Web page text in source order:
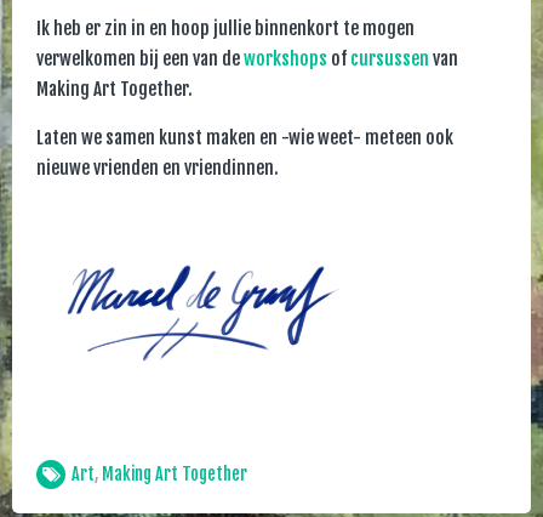
Ik heb er zin in en hoop jullie binnenkort te mogen
verwelkomen bij een van deworkshops of cursussen van
Making Art Together.
Laten we samen kunst maken en -wie weet- meteen ook
nieuwe vrienden en vriendinnen.
Art, Making Art Together